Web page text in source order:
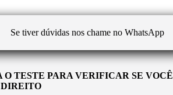
Se tiver dúvidas nos chame no WhatsApp
O TESTE PARA VERIFICAR SE VOCÊ